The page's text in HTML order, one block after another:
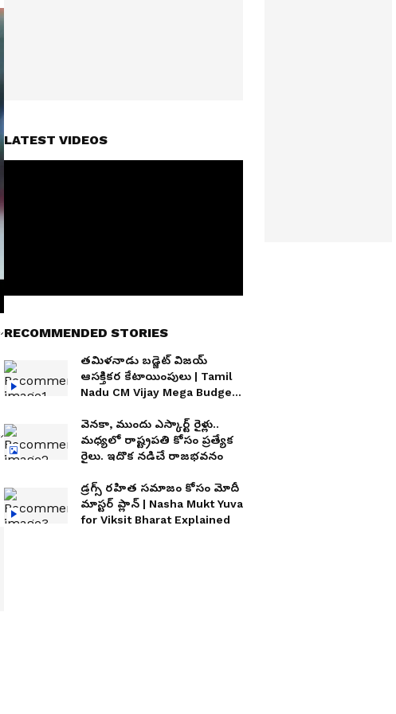
LATEST VIDEOS
RECOMMENDED STORIES
తమిళనాడు బడ్జెట్ విజయ్
ఆసక్తికర కేటాయింపులు | Tamil
Nadu CM Vijay Mega Budget
వెనకా, ముందు ఎస్కార్ట్ రైళ్లు..
మధ్యలో రాష్ట్రపతి కోసం ప్రత్యేక
రైలు. ఇదొక న‌డిచే రాజ‌భ‌వ‌నం
డ్రగ్స్ రహిత సమాజం కోసం మోదీ
మాస్టర్ ప్లాన్ | Nasha Mukt Yuva
for Viksit Bharat Explained